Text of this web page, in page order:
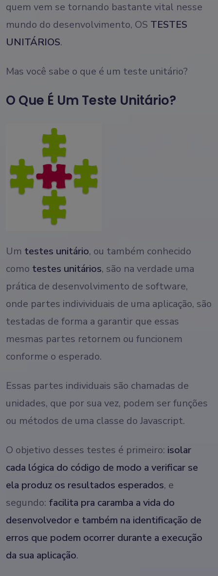
quem vem se tornando bastante vital nesse
mundo do desenvolvimento, OS TESTES
UNITÁRIOS.
Mas você sabe o que é um teste unitário?
O Que É Um Teste Unitário?
Um testes unitário, ou também conhecido
como testes unitários, são na verdade uma
prática de desenvolvimento de software,
onde partes indivividuais de uma aplicação, são
testadas de forma a garantir que essas
mesmas partes retornem ou funcionem
conforme o esperado.
Essas partes individuais são chamadas de
unidades, que por sua vez, podem ser funções
ou métodos de uma classe do Javascript.
O objetivo desses testes é primeiro: isolar
cada lógica do código de modo a verificar se
ela produz os resultados esperados, e
segundo: facilita pra caramba a vida do
desenvolvedor e também na identificação de
erros que podem ocorrer durante a execução
da sua aplicação.